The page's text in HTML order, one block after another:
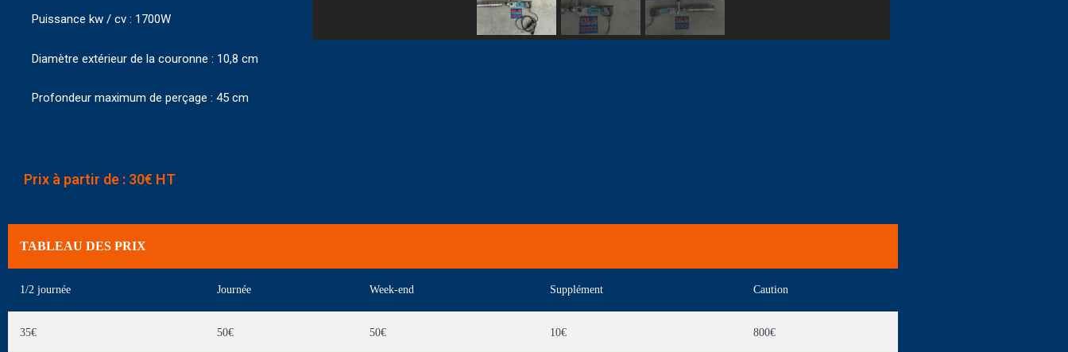
Puissance kw / cv : 1700W
Diamètre extérieur de la couronne : 10,8 cm
Profondeur maximum de perçage : 45 cm
Prix à partir de : 30€ HT
TABLEAU DES PRIX
1/2 journée Journée Week-end Supplément Caution
35€ 50€ 50€ 10€ 800€